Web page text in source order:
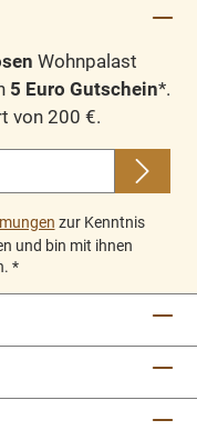
Wohnpalast
5 Euro Gutschein*.
von 200 €.
zur Kenntnis
und bin mit ihnen
*